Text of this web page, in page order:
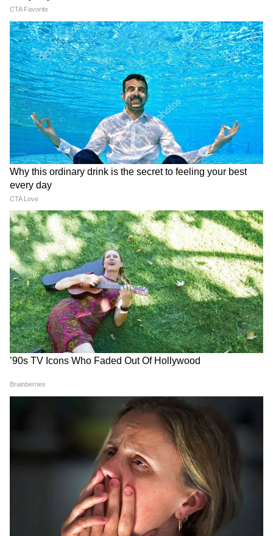
लॉबी और अन्य सार्वजनिक हिस्सों में सीमित स्क्रीनिंग होती
है। यही कारण है कि कई बार विरोध प्रदर्शन और सुरक्षा
संबंधी दिक्कतें सामने आती रही हैं। विशेषज्ञ मानते हैं कि
जब राष्ट्रपति जैसे उच्च सुरक्षा वाले व्यक्ति कार्यक्रम में
मौजूद हों, तब ऐसी खुली व्यवस्था बड़ा जोखिम बन सकती
है।
इतिहास ने फिर दी चेतावनी
45 साल पहले रोनाल्ड रीगन पर हुआ हमला अमेरिकी
सुरक्षा व्यवस्था के लिए एक बड़ा सबक था। अब उसी
होटल में फिर गोलियों की आवाज सुनाई देना सिर्फ एक
संयोग नहीं, बल्कि एक गंभीर चेतावनी की तरह देखा जा
रहा है। हालांकि इस बार बड़ा हादसा टल गया, लेकिन यह
घटना याद दिलाती है कि सत्ता के सबसे सुरक्षित मंच भी
पूरी तरह सुरक्षित नहीं होते। वॉशिंगटन हिल्टन की यह रात
सिर्फ एक सुरक्षा अलर्ट नहीं, बल्कि इतिहास के दो
खौफनाक पलों का ऐसा जुड़ाव बन गई, जिसे अमेरिका
लंबे समय तक याद रखेगा।
यह भी पढ़ें:India’s First Bullet Train: अब
बना रहा देश